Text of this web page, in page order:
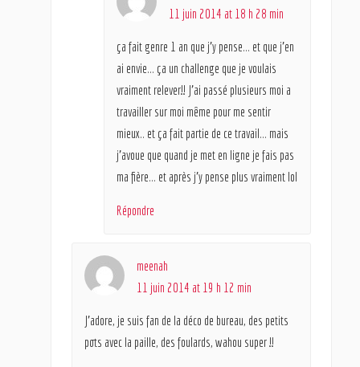
11 juin 2014 at 18 h 28 min
ça fait genre 1 an que j’y pense… et que j’en
ai envie… ça un challenge que je voulais
vraiment relever!! J’ai passé plusieurs moi a
travailler sur moi même pour me sentir
mieux.. et ça fait partie de ce travail… mais
j’avoue que quand je met en ligne je fais pas
ma fière… et après j’y pense plus vraiment lol
Répondre
meenah
11 juin 2014 at 19 h 12 min
J’adore, je suis fan de la déco de bureau, des petits
pots avec la paille, des foulards, wahou super !!